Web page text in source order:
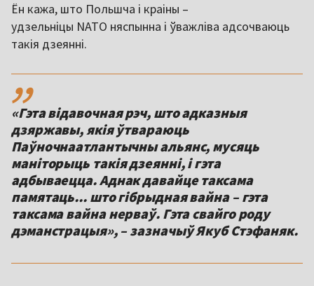
Ён кажа, што Польшча і краіны –
удзельніцы NATO няспынна і ўважліва адсочваюць
такія дзеянні.
,,
«Гэта відавочная рэч, што адказныя
дзяржавы, якія ўтвараюць
Паўночнаатлантычны альянс, мусяць
маніторыць такія дзеянні, і гэта
адбываецца. Аднак давайце таксама
памятаць... што гібрыдная вайна – гэта
таксама вайна нерваў. Гэта свайго роду
дэманстрацыя», – зазначыў Якуб Стэфаняк.